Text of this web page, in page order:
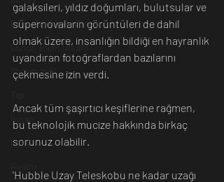
Bilim Tarihinde Bugün
Günün Bilim İnsanı
Matematik
İnsan
Uzay
galaksileri, yıldız doğumları, bulutsular ve
süpernovaların görüntüleri de dahil
olmak üzere, insanlığın bildiği en hayranlık
uyandıran fotoğraflardan bazılarını
çekmesine izin verdi.
Ancak tüm şaşırtıcı keşiflerine rağmen,
bu teknolojik mucize hakkında birkaç
sorunuz olabilir.
'Hubble Uzay Teleskobu ne kadar uzağı